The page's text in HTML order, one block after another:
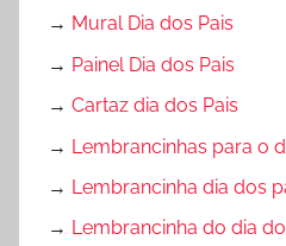
→ Mural Dia dos Pais
→ Painel Dia dos Pais
→ Cartaz dia dos Pais
→ Lembrancinhas para o
→ Lembrancinha dia dos
→ Lembrancinha do dia